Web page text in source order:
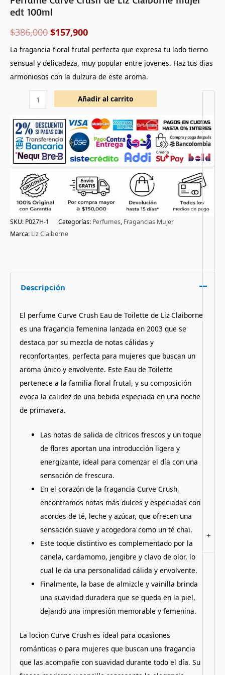
edt 100ml
$386,000 $157,900
La fragancia floral frutal perfecta que expresa tu lado tierno
sensual y delicadeza, muy popular entre jovenes. Haz tus dias
armoniosos con la dulzura de este aroma.
+
Añadir al carrito
SKU: P027H-1 Categorías: Perfumes, Fragancias Mujer
Marca: Liz Claiborne
Descripción
El perfume Curve Crush Eau de Toilette de Liz Claiborne
es una fragancia femenina lanzada en 2003 que se
destaca por su mezcla de notas cálidas y
reconfortantes, perfecta para mujeres que buscan un
aroma único y envolvente. Este Eau de Toilette
pertenece a la familia floral frutal, y su composición
evoca la calidez de una bebida especiada en una noche
de primavera.
Las notas de salida de cítricos frescos y un toque
de flores aportan una introducción ligera y
energizante, ideal para comenzar el día con una
sensación de frescura.
En el corazón de la fragancia Curve Crush,
encontramos notas más dulces y especiadas con
acordes de té, leche y azúcar, que ofrecen una
sensación suave y acogedora como un té chai.
Este toque distintivo es complementado por la
canela, cardamomo, jengibre y clavo de olor, lo
cual le da una personalidad cálida y envolvente.
Finalmente, la base de almizcle y vainilla brinda
una suavidad duradera que se queda en la piel,
dejando una impresión memorable y femenina.
La locion Curve Crush es ideal para ocasiones
románticas o para mujeres que buscan una fragancia
que las acompañe con suavidad durante todo el día. Su